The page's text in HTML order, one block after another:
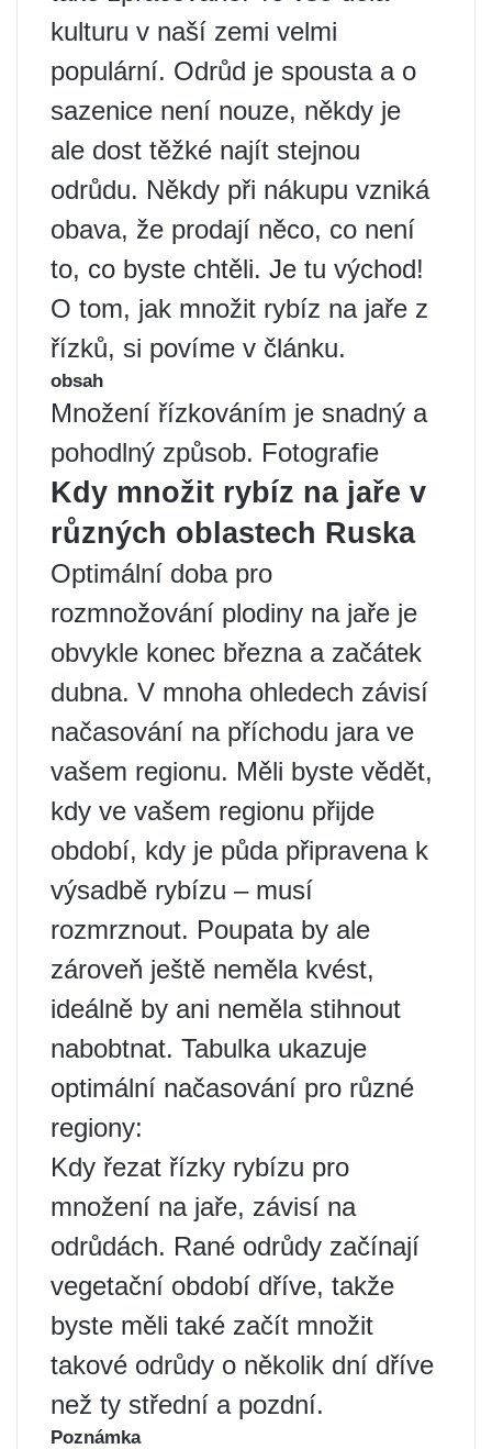
kulturu v naší zemi velmi
populární. Odrůd je spousta a o
sazenice není nouze, někdy je
ale dost těžké najít stejnou
odrůdu. Někdy při nákupu vzniká
obava, že prodají něco, co není
to, co byste chtěli. Je tu východ!
O tom, jak množit rybíz na jaře z
řízků, si povíme v článku.
obsah
Množení řízkováním je snadný a
pohodlný způsob. Fotografie
Kdy množit rybíz na jaře v
různých oblastech Ruska
Optimální doba pro
rozmnožování plodiny na jaře je
obvykle konec března a začátek
dubna. V mnoha ohledech závisí
načasování na příchodu jara ve
vašem regionu. Měli byste vědět,
kdy ve vašem regionu přijde
období, kdy je půda připravena k
výsadbě rybízu – musí
rozmrznout. Poupata by ale
zároveň ještě neměla kvést,
ideálně by ani neměla stihnout
nabobtnat. Tabulka ukazuje
optimální načasování pro různé
regiony:
Kdy řezat řízky rybízu pro
množení na jaře, závisí na
odrůdách. Rané odrůdy začínají
vegetační období dříve, takže
byste měli také začít množit
takové odrůdy o několik dní dříve
než ty střední a pozdní.
Poznámka